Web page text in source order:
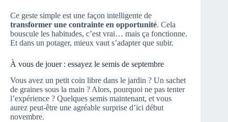
Ce geste simple est une façon intelligente de
transformer une contrainte en opportunité. Cela
bouscule les habitudes, c’est vrai… mais ça fonctionne.
Et dans un potager, mieux vaut s’adapter que subir.
À vous de jouer : essayez le semis de septembre
Vous avez un petit coin libre dans le jardin ? Un sachet
de graines sous la main ? Alors, pourquoi ne pas tenter
l’expérience ? Quelques semis maintenant, et vous
aurez peut-être une agréable surprise d’ici début
novembre.